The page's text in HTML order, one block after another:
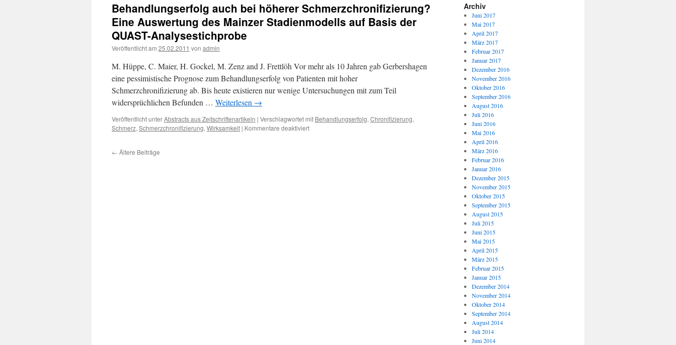
Behandlungserfolg auch bei höherer Schmerzchronifizierung?
Eine Auswertung des Mainzer Stadienmodells auf Basis der
QUAST-Analysestichprobe
Veröffentlicht am 25.02.2011 von admin
M. Hüppe, C. Maier, H. Gockel, M. Zenz and J. Frettlöh Vor mehr als 10 Jahren gab Gerbershagen
eine pessimistische Prognose zum Behandlungserfolg von Patienten mit hoher
Schmerzchronifizierung ab. Bis heute existieren nur wenige Untersuchungen mit zum Teil
widersprüchlichen Befunden … Weiterlesen →
Veröffentlicht unterAbstracts aus Zeitschriftenartikeln | Verschlagwortet mit Behandlungserfolg, Chronifizierung,
Schmerz, Schmerzchronifizierung, Wirksamkeit | Kommentare deaktiviertfür
← Ältere Beiträge
Archiv
Juni 2017
Mai 2017
April 2017
März 2017
Februar 2017
Januar 2017
Dezember 2016
November 2016
Oktober 2016
September 2016
August 2016
Juli 2016
Juni 2016
Mai 2016
April 2016
März 2016
Februar 2016
Januar 2016
Dezember 2015
November 2015
Oktober 2015
September 2015
August 2015
Juli 2015
Juni 2015
Mai 2015
April 2015
März 2015
Februar 2015
Januar 2015
Dezember 2014
November 2014
Oktober 2014
September 2014
August 2014
Juli 2014
Juni 2014